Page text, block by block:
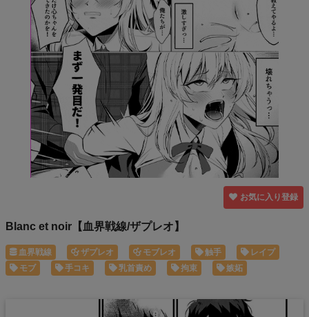
お気に入り登録
Blanc et noir【血界戦線/ザプレオ】
血界戦線 ザプレオ モブレオ 触手
レイプ
モブ
手コキ 乳首責め 拘束 嫉妬